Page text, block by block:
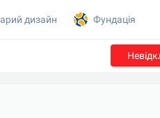
дизайн Фундація